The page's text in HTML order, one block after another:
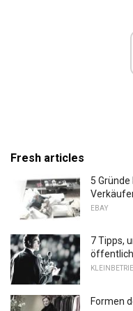
Fresh articles
5
EBAY
7 Tipps,
Formen